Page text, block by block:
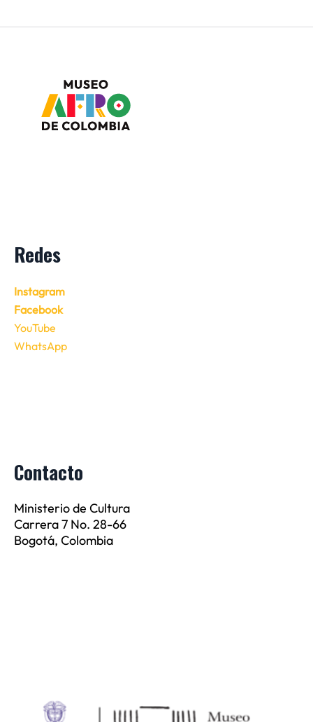
Redes
Instagram
Facebook
YouTube
WhatsApp
Contacto
Ministerio de Cultura
Carrera 7 No. 28-66
Bogotá, Colombia